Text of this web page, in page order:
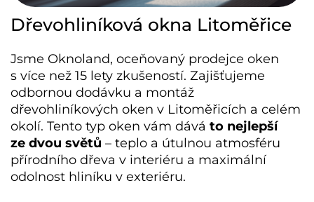
Dřevohliníková okna Litoměřice
Jsme Oknoland, oceňovaný prodejce oken
s více než 15 lety zkušeností. Zajišťujeme
odbornou dodávku a montáž
dřevohliníkových oken v Litoměřicích a celém
okolí. Tento typ oken vám dává to nejlepší
ze dvou světů – teplo a útulnou atmosféru
přírodního dřeva v interiéru a maximální
odolnost hliníku v exteriéru.